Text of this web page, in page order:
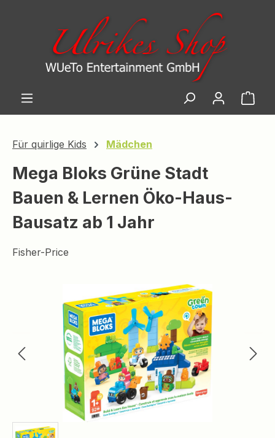
Zum Hauptinhalt springen
Für quirlige Kids Mädchen
Mega Bloks Grüne Stadt
Bauen & Lernen Öko-Haus-
Bausatz ab 1 Jahr
Fisher-Price
Bildergalerie überspringen